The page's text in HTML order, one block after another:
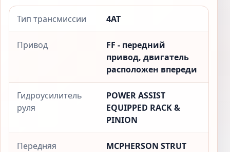
Тип трансмиссии 4AT
Привод
FF - передний
привод, двигатель
расположен впереди
Гидроусилитель
руля
POWER ASSIST
EQUIPPED RACK &
PINION
Передняя
MCPHERSON STRUT